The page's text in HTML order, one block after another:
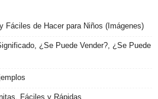
Fáciles de Hacer para Niños (Imágenes)
¿Se Puede Vender?, ¿Se Puede
Fáciles y Rápidas